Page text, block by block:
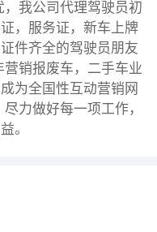
我公司代理驾驶员初
，服务证，新车上牌
件齐全的驾驶员朋友
销报废车，二手车业
为全国性互动营销网
力做好每一项工作，
。